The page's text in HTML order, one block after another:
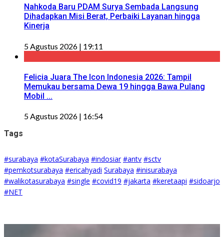
Nahkoda Baru PDAM Surya Sembada Langsung
Dihadapkan Misi Berat, Perbaiki Layanan hingga
Kinerja
5 Agustus 2026 | 19:11
Felicia Juara The Icon Indonesia 2026: Tampil
Memukau bersama Dewa 19 hingga Bawa Pulang
Mobil ...
5 Agustus 2026 | 16:54
Tags
#surabaya #kotaSurabaya #indosiar #antv #sctv
#pemkotsurabaya #ericahyadi Surabaya #inisurabaya
#walikotasurabaya #single #covid19 #jakarta #keretaapi #sidoarjo
#NET